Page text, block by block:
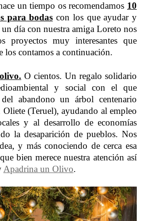
un tiempo os recomendamos 10
para bodas con los que ayudar y
día con nuestra amiga Loreto nos
proyectos muy interesantes que
los contamos a continuación.
O cientos. Un regalo solidario
y social con el que
del abandono un árbol centenario
(Teruel), ayudando al empleo
y al desarrollo de economías
la desaparición de pueblos. Nos
y más conociendo de cerca esa
bien merece nuestra atención así
Apadrina un Olivo.